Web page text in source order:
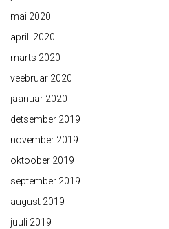
mai 2020
aprill 2020
märts 2020
veebruar 2020
jaanuar 2020
detsember 2019
november 2019
oktoober 2019
september 2019
august 2019
juuli 2019